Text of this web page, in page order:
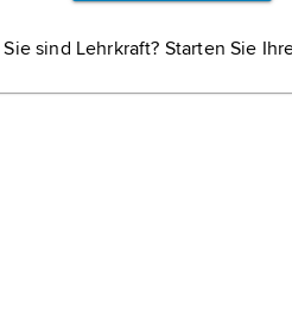
Sie sind Lehrkraft? Starten Sie